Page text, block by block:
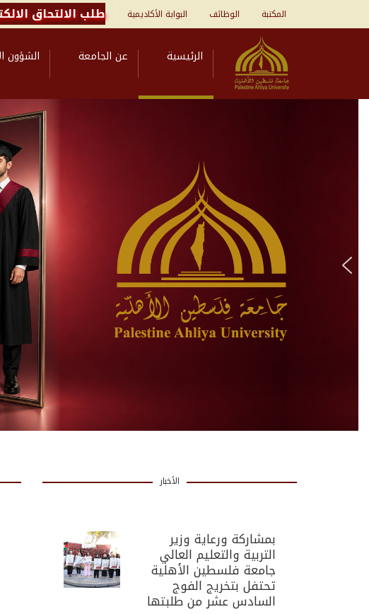
المكتبة الوظائف البوابة الأكاديمية طلب الالتحاق
الرئيسية عن الجامعة الشؤون
الأخبار
بمشاركة ورعاية وزير
التربية والتعليم العالي
جامعة فلسطين الأهلية
تحتفل بتخريج الفوج
السادس عشر من طلبتها